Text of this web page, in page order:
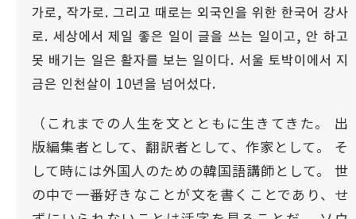
가로, 작가로. 그리고 때로는 외국인을 위한 한국어 강사
로. 세상에서 제일 좋은 일이 글을 쓰는 일이고, 안 하고
못 배기는 일은 활자를 보는 일이다. 서울 토박이에서 지
금은 인천살이 10년을 넘어섰다.
（これまでの人生を文とともに生きてきた。 出
版編集者として、翻訳者として、作家として。 そ
して時には外国人のための韓国語講師として。 世
の中で一番好きなことが文を書くことであり、せ